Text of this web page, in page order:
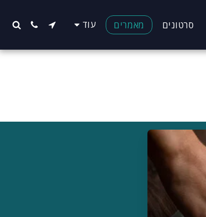
סרטונים מאמרים עוד